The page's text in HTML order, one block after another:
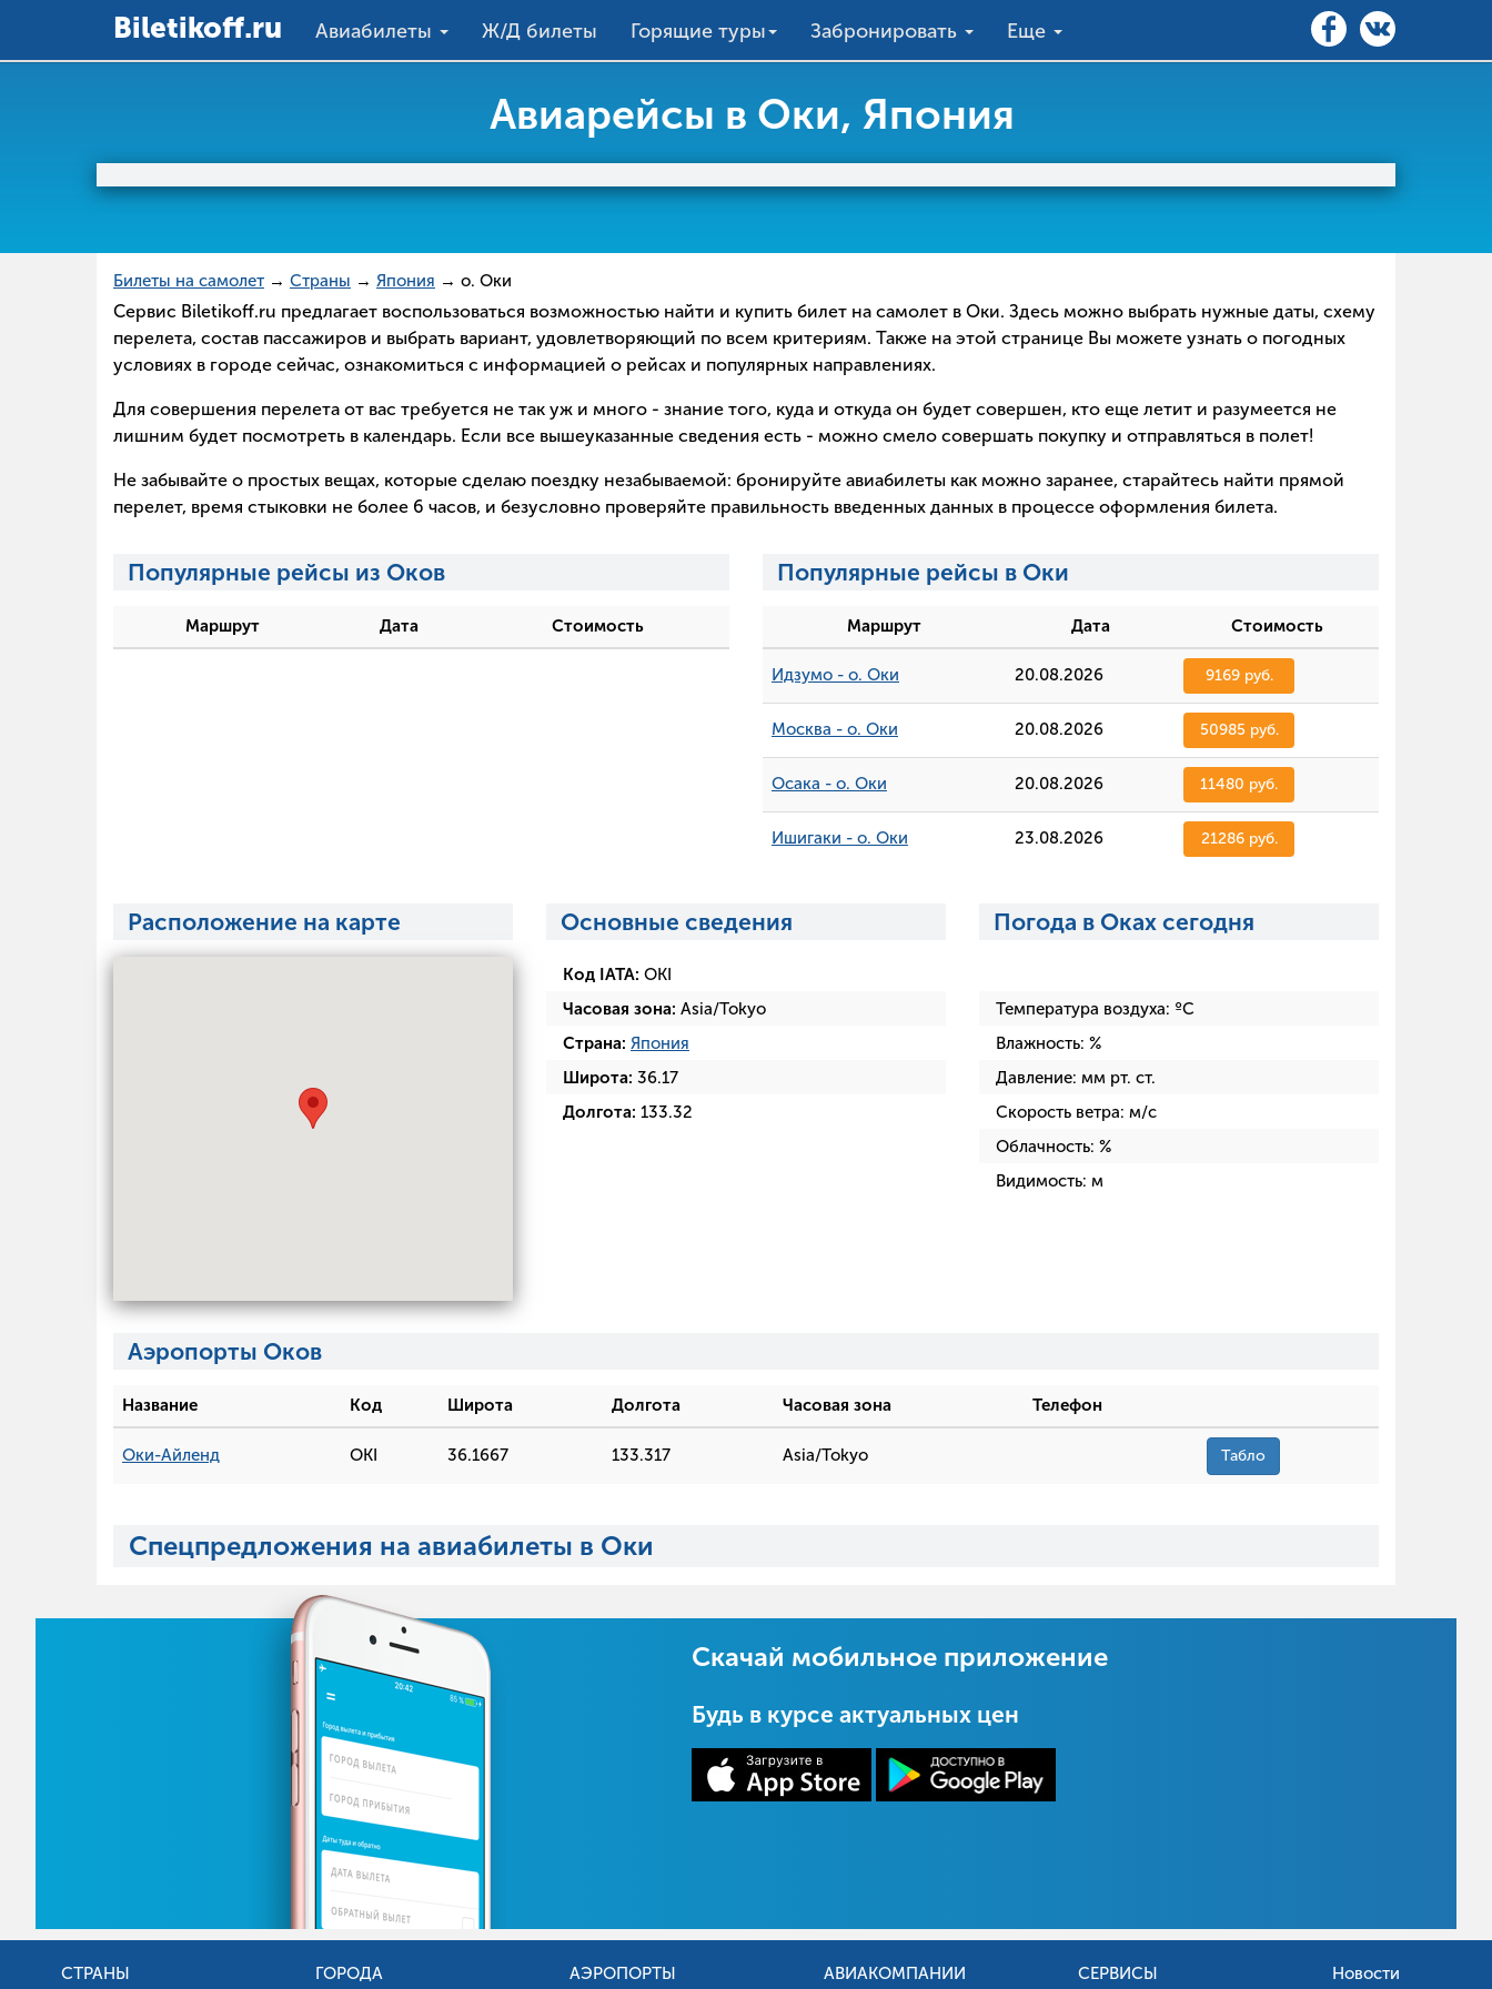
Вiletikoff.ru Авиабилеты Ж/Д билеты Горящие туры Забронировать Еще
Авиарейсы в Оки, Япония
Билеты на самолет → Страны → Япония → о. Оки
Сервис Biletikoff.ru предлагает воспользоваться возможностью найти и купить билет на самолет в Оки. Здесь можно выбрать нужные даты, схему
перелета, состав пассажиров и выбрать вариант, удовлетворяющий по всем критериям. Также на этой странице Вы можете узнать о погодных
условиях в городе сейчас, ознакомиться с информацией о рейсах и популярных направлениях.
Для совершения перелета от вас требуется не так уж и много - знание того, куда и откуда он будет совершен, кто еще летит и разумеется не
лишним будет посмотреть в календарь. Если все вышеуказанные сведения есть - можно смело совершать покупку и отправляться в полет!
Не забывайте о простых вещах, которые сделаю поездку незабываемой: бронируйте авиабилеты как можно заранее, старайтесь найти прямой
перелет, время стыковки не более 6 часов, и безусловно проверяйте правильность введенных данных в процессе оформления билета.
Популярные рейсы из Оков
Маршрут Дата Стоимость
Популярные рейсы в Оки
Маршрут Дата Стоимость
Идзумо - о. Оки 20.08.2026 9169 руб.
Москва - о. Оки 20.08.2026 50985 руб.
Осака - о. Оки 20.08.2026 11480 руб.
Ишигаки - о. Оки 23.08.2026 21286 руб.
Расположение на карте Основные сведения
Код IATA: OKI
Часовая зона: Asia/Tokyo
Страна: Япония
Широта: 36.17
Долгота: 133.32
Погода в Оках сегодня
Температура воздуха: ºC
Влажность: %
Давление: мм рт. ст.
Скорость ветра: м/с
Облачность: %
Видимость: м
Аэропорты Оков
Название Код Широта Долгота Часовая зона Телефон
Оки-Айленд OKI 36.1667 133.317 Asia/Tokyo Табло
Спецпредложения на авиабилеты в Оки
Скачай мобильное приложение
Будь в курсе актуальных цен
СТРАНЫ ГОРОДА АЭРОПОРТЫ АВИАКОМПАНИИ СЕРВИСЫ Новости